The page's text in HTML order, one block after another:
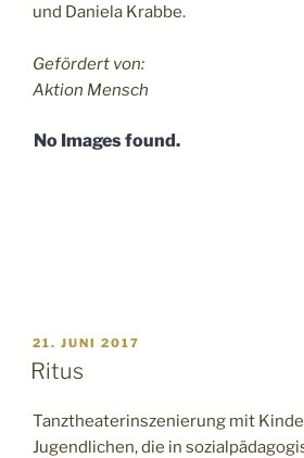
und Daniela Krabbe.
Gefördert von:
Aktion Mensch
No Images found.
VERÖFFENTLICHT
AM
21. JUNI 2017
Ritus
Tanztheaterinszenierung mit
Jugendlichen, die in